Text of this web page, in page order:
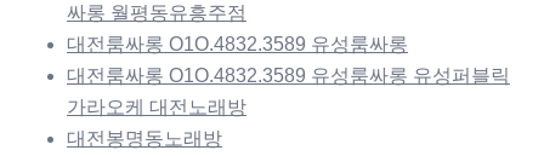
싸롱 월평동유흥주점
대전룸싸롱 O1O.4832.3589 유성룸싸롱
대전룸싸롱 O1O.4832.3589 유성룸싸롱 유성퍼블릭
가라오케 대전노래방
대전봉명동노래방